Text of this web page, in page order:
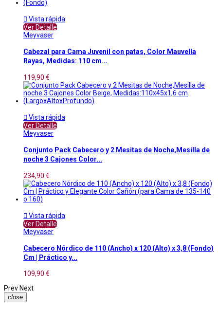
 Vista rápida
Ver Detalle
Meyvaser
Cabezal para Cama Juvenil con patas, Color Mauvella
Rayas, Medidas: 110 cm...
119,90 €
 Vista rápida
Ver Detalle
Meyvaser
Conjunto Pack Cabecero y 2 Mesitas de Noche,Mesilla de
noche 3 Cajones Color...
234,90 €
 Vista rápida
Ver Detalle
Meyvaser
Cabecero Nórdico de 110 (Ancho) x 120 (Alto) x 3,8 (Fondo)
Cm | Práctico y...
109,90 €
Prev Next
close